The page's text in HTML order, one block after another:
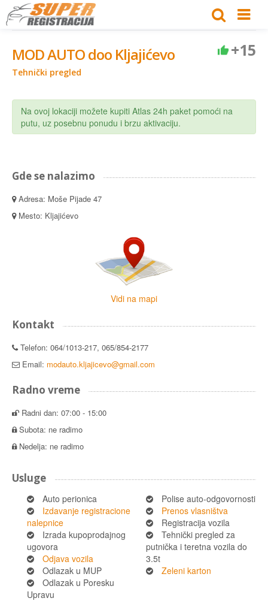
MOD AUTO doo Kljajićevo
Tehnički pregled
+15
Na ovoj lokaciji možete kupiti Atlas 24h paket pomoći na
putu, uz posebnu ponudu i brzu aktivaciju.
Gde se nalazimo
Adresa: Moše Pijade 47
Mesto: Kljajićevo
Vidi na mapi
Kontakt
Telefon: 064/1013-217, 065/854-2177
Email: modauto.kljajicevo@gmail.com
Radno vreme
Radni dan: 07:00 - 15:00
Subota: ne radimo
Nedelja: ne radimo
Usluge
Auto perionica
Izdavanje registracione
nalepnice
Izrada kupoprodajnog
ugovora
Odjava vozila
Odlazak u MUP
Odlazak u Poresku
Upravu
Polise auto-odgovornosti
Prenos vlasništva
Registracija vozila
Tehnički pregled za
putnička i teretna vozila do
3.5t
Zeleni karton